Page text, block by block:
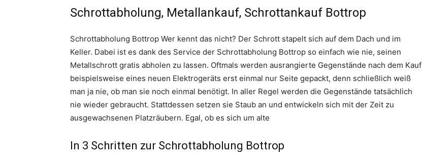
Schrottabholung, Metallankauf, Schrottankauf Bottrop
Schrottabholung Bottrop Wer kennt das nicht? Der Schrott stapelt sich auf dem Dach und im
Keller. Dabei ist es dank des Service der Schrottabholung Bottrop so einfach wie nie, seinen
Metallschrott gratis abholen zu lassen. Oftmals werden ausrangierte Gegenstände nach dem Kauf
beispielsweise eines neuen Elektrogeräts erst einmal nur Seite gepackt, denn schließlich weiß
man ja nie, ob man sie noch einmal benötigt. In aller Regel werden die Gegenstände tatsächlich
nie wieder gebraucht. Stattdessen setzen sie Staub an und entwickeln sich mit der Zeit zu
ausgewachsenen Platzräubern. Egal, ob es sich um alte
In 3 Schritten zur Schrottabholung Bottrop